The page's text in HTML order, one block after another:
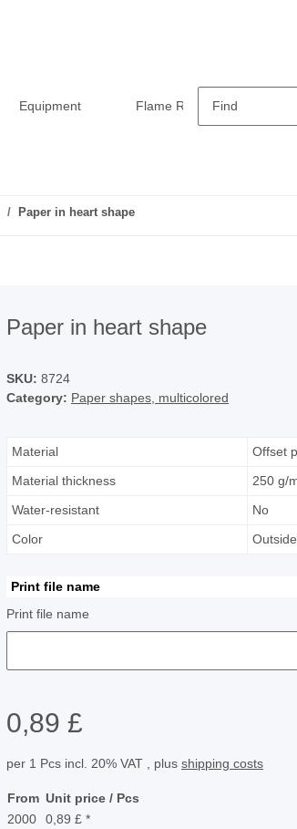
Equipment Flame Retardants
Paper in heart shape
Paper in heart shape
SKU: 8724
Category: Paper shapes, multicolored
Material
Offset
Material thickness
250 g/
Water-resistant
No
Color
Print file name
Print file name
0,89 £
per 1 Pcs incl. 20% VAT , plus shipping costs
From Unit price / Pcs
2000
0,89 £ *